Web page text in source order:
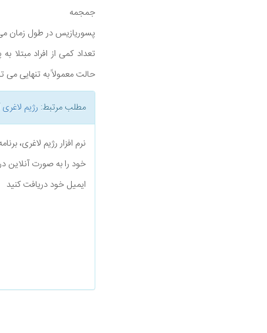
جمجمه
پسوریازیس در طول زمان
تعداد کمی از افراد
حالت معمولاً به تنهایی
مطلب مرتبط: رژیم لاغری
نرم افزار رژیم لاغری،
خود را به صورت آنلاین
ایمیل خود دریافت کنید